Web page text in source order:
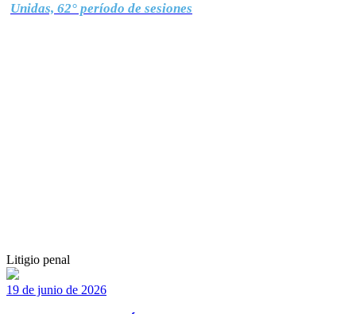
Unidas, 62° período de sesiones
Litigio penal
19 de junio de 2026